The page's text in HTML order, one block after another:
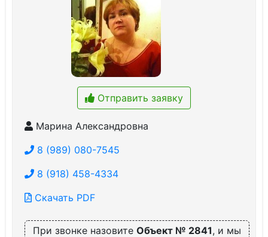
Отправить заявку
Марина Александровна
8 (989) 080-7545
8 (918) 458-4334
Скачать PDF
При звонке назовите Объект № 2841, и мы